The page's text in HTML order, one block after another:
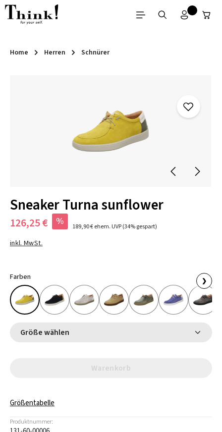
Zum Hauptinhalt springen
Home Herren Schnürer
Sneaker Turna sunflower
126,25 € % 189,90 €ehem. UVP(34% gespart)
inkl. MwSt.
Farben ❯
Größe wählen
Warenkorb
Größentabelle
Produktnummer: